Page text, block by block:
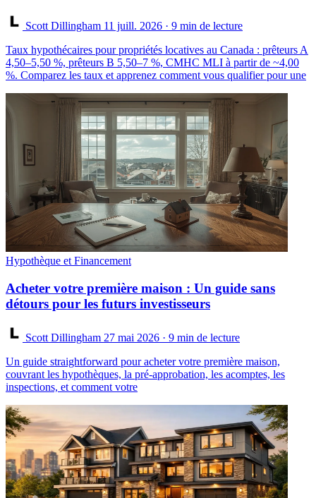
Scott Dillingham 11 juill. 2026 · 9 min de lecture
Taux hypothécaires pour propriétés locatives au Canada : prêteurs A
4,50–5,50 %, prêteurs B 5,50–7 %, CMHC MLI à partir de ~4,00
%. Comparez les taux et apprenez comment vous qualifier pour une
Hypothèque et Financement
Acheter votre première maison : Un guide sans
détours pour les futurs investisseurs
Scott Dillingham 27 mai 2026 · 9 min de lecture
Un guide straightforward pour acheter votre première maison,
couvrant les hypothèques, la pré-approbation, les acomptes, les
inspections, et comment votre